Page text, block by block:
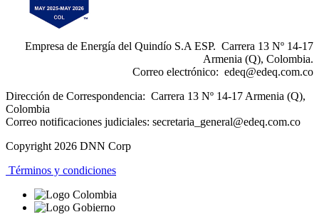
Empresa de Energía del Quindío S.A ESP. Carrera 13 Nº 14-17
Armenia (Q), Colombia.
Correo electrónico: edeq@edeq.com.co
Dirección de Correspondencia: Carrera 13 Nº 14-17 Armenia (Q),
Colombia
Correo notificaciones judiciales: secretaria_general@edeq.com.co
Copyright 2026 DNN Corp
Términos y condiciones